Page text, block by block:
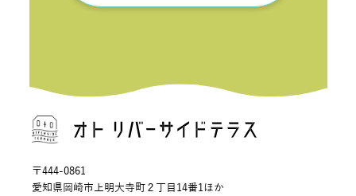
〒444-0861
愛知県岡崎市上明大寺町２丁目14番1ほか